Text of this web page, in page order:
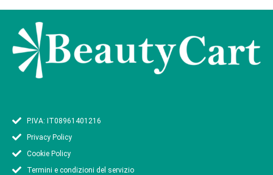
P.IVA: IT08961401216
Privacy Policy
Cookie Policy
Termini e condizioni del servizio